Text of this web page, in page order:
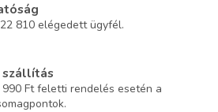
810 elégedett ügyfél.
szállítás
990 Ft feletti rendelés esetén a